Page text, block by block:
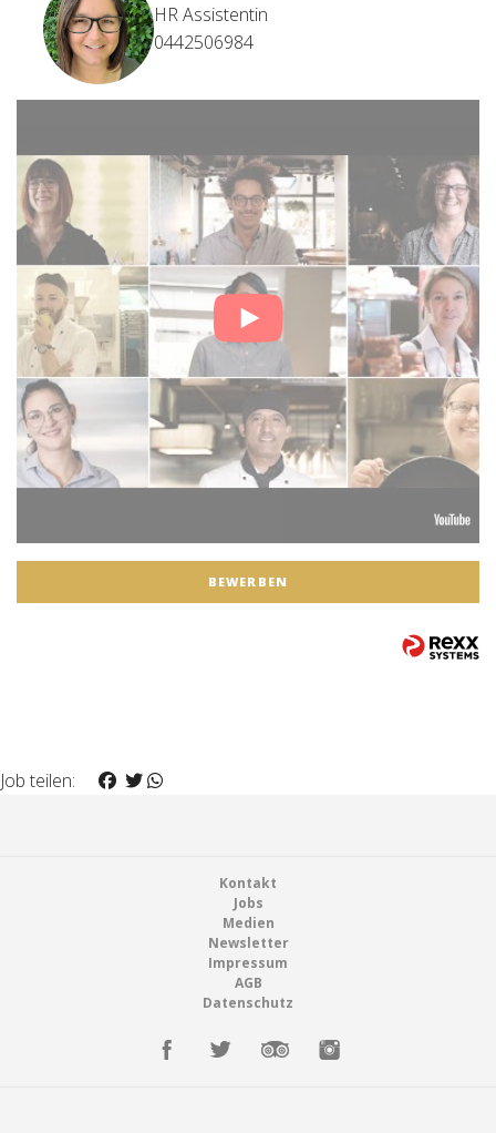
HR Assistentin
0442506984
BEWERBEN
Job teilen:
Kontakt
Jobs
Medien
Newsletter
Impressum
AGB
Datenschutz